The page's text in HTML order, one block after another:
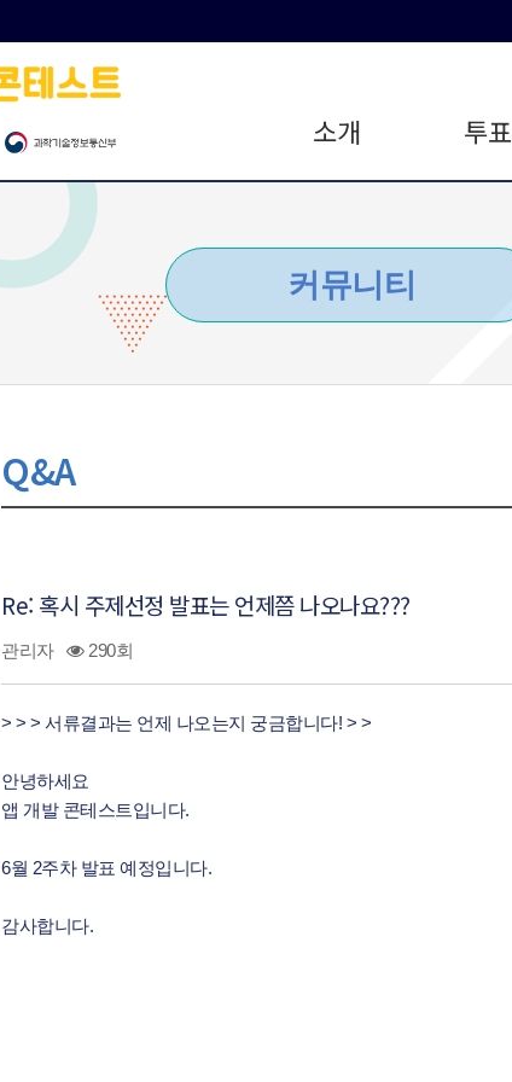
소개 투표
커뮤니티
Q&A
Re: 혹시 주제선정 발표는 언제쯤 나오나요???
관리자 290회
> > > 서류결과는 언제 나오는지 궁금합니다! > >
안녕하세요
앱 개발 콘테스트입니다.
6월 2주차 발표 예정입니다.
감사합니다.